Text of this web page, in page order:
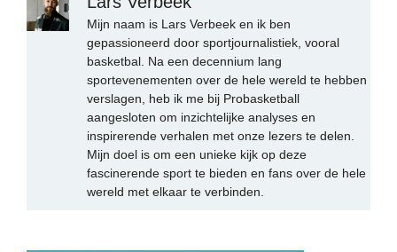
Mijn naam is Lars Verbeek en ik ben
gepassioneerd door sportjournalistiek, vooral
basketbal. Na een decennium lang
sportevenementen over de hele wereld te hebben
verslagen, heb ik me bij Probasketball
aangesloten om inzichtelijke analyses en
inspirerende verhalen met onze lezers te delen.
Mijn doel is om een unieke kijk op deze
fascinerende sport te bieden en fans over de hele
wereld met elkaar te verbinden.